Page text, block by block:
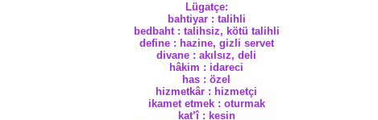
Lügatçe:
bahtiyar : talihli
bedbaht : talihsiz, kötü talihli
define : hazine, gizli servet
divane : akılsız, deli
hâkim : idareci
has : özel
hizmetkâr : hizmetçi
ikamet etmek : oturmak
kat’î : kesin